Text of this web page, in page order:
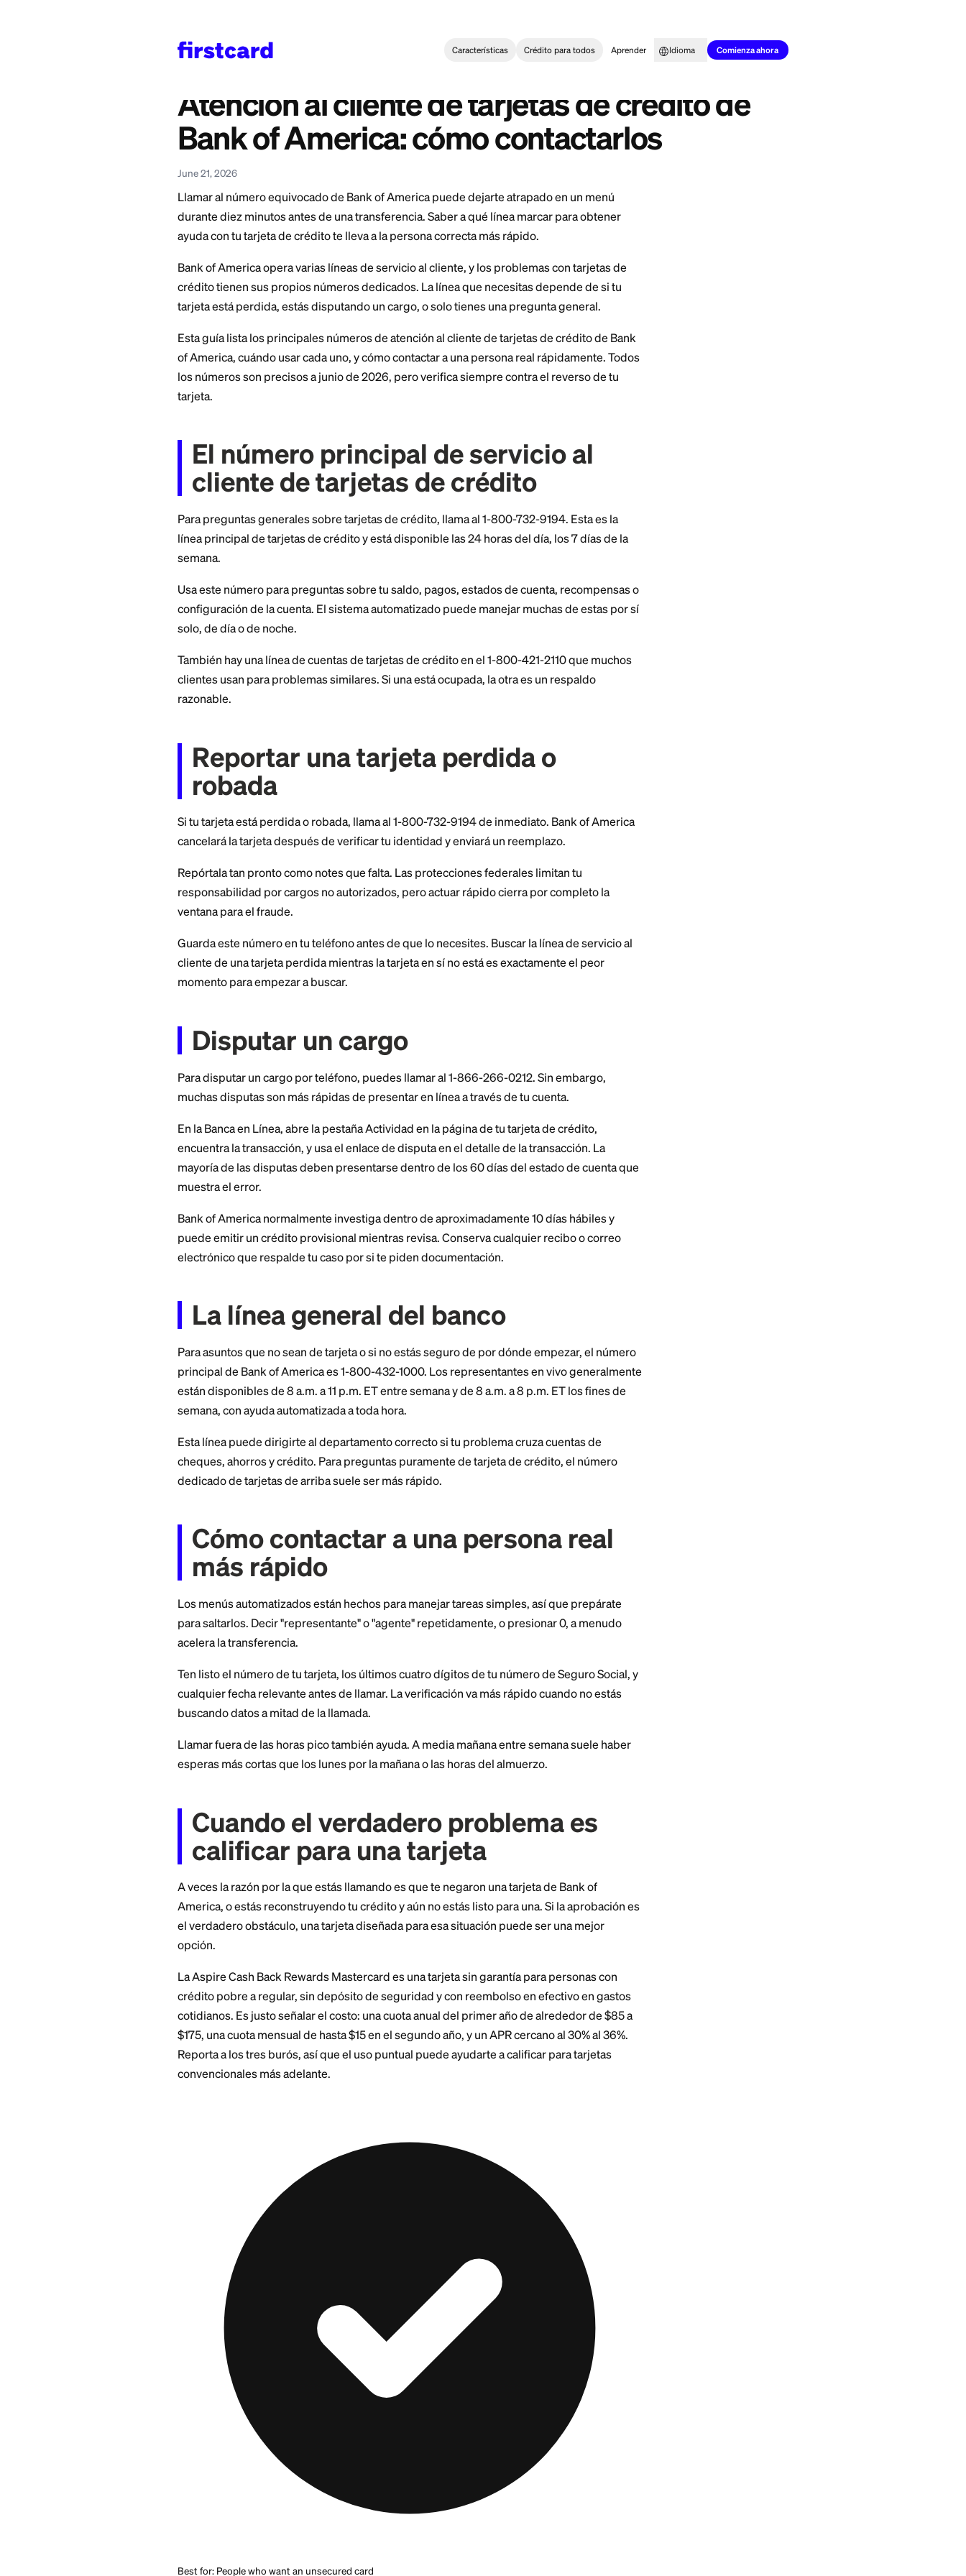
Características Crédito para todos Aprender Idioma
Home>Learn
Atención al cliente de tarjetas de crédito de Bank of America: cómo contactarlos
Atención al cliente de tarjetas de crédito de
Bank of America: cómo contactarlos
June 21, 2026
Llamar al número equivocado de Bank of America puede dejarte atrapado en un menú
ayuda con tu tarjeta de crédito te lleva a la persona correcta más rápido.
Bank of America opera varias líneas de servicio al cliente, y los problemas con tarjetas de
crédito tienen sus propios números dedicados. La línea que necesitas depende de si tu
tarjeta está perdida, estás disputando un cargo, o solo tienes una pregunta general.
Esta guía lista los principales números de atención al cliente de tarjetas de crédito de Bank
los números son precisos a junio de 2026, pero verifica siempre contra el reverso de tu
tarjeta.
El número principal de servicio al
Para preguntas generales sobre tarjetas de crédito, llama al 1-800-732-9194. Esta es la
línea principal de tarjetas de crédito y está disponible las 24 horas del día, los 7 días de la
semana.
Usa este número para preguntas sobre tu saldo, pagos, estados de cuenta, recompensas o
También hay una línea de cuentas de tarjetas de crédito en el 1-800-421-2110 que muchos
clientes usan para problemas similares. Si una está ocupada, la otra es un respaldo
razonable.
Reportar una tarjeta perdida o
robada
Si tu tarjeta está perdida o robada, llama al 1-800-732-9194 de inmediato. Bank of America
cancelará la tarjeta después de verificar tu identidad y enviará un reemplazo.
responsabilidad por cargos no autorizados, pero actuar rápido cierra por completo la
ventana para el fraude.
cliente de una tarjeta perdida mientras la tarjeta en sí no está es exactamente el peor
momento para empezar a buscar.
Disputar un cargo
Para disputar un cargo por teléfono, puedes llamar al 1-866-266-0212. Sin embargo,
En la Banca en Línea, abre la pestaña Actividad en la página de tu tarjeta de crédito,
encuentra la transacción, y usa el enlace de disputa en el detalle de la transacción. La
mayoría de las disputas deben presentarse dentro de los 60 días del estado de cuenta que
muestra el error.
puede emitir un crédito provisional mientras revisa. Conserva cualquier recibo o correo
electrónico que respalde tu caso por si te piden documentación.
La línea general del banco
principal de Bank of America es 1-800-432-1000. Los representantes en vivo generalmente
están disponibles de 8 a.m. a 11 p.m. ET entre semana y de 8 a.m. a 8 p.m. ET los fines de
Esta línea puede dirigirte al departamento correcto si tu problema cruza cuentas de
cheques, ahorros y crédito. Para preguntas puramente de tarjeta de crédito, el número
dedicado de tarjetas de arriba suele ser más rápido.
Cómo contactar a una persona real
más rápido
Los menús automatizados están hechos para manejar tareas simples, así que prepárate
para saltarlos. Decir "representante" o "agente" repetidamente, o presionar 0, a menudo
acelera la transferencia.
Ten listo el número de tu tarjeta, los últimos cuatro dígitos de tu número de Seguro Social, y
cualquier fecha relevante antes de llamar. La verificación va más rápido cuando no estás
buscando datos a mitad de la llamada.
Llamar fuera de las horas pico también ayuda. A media mañana entre semana suele haber
esperas más cortas que los lunes por la mañana o las horas del almuerzo.
Cuando el verdadero problema es
calificar para una tarjeta
A veces la razón por la que estás llamando es que te negaron una tarjeta de Bank of
America, o estás reconstruyendo tu crédito y aún no estás listo para una. Si la aprobación es
el verdadero obstáculo, una tarjeta diseñada para esa situación puede ser una mejor
opción.
La Aspire Cash Back Rewards Mastercard es una tarjeta sin garantía para personas con
crédito pobre a regular, sin depósito de seguridad y con reembolso en efectivo en gastos
cotidianos. Es justo señalar el costo: una cuota anual del primer año de alrededor de $85 a
$175, una cuota mensual de hasta $15 en el segundo año, y un APR cercano al 30% al 36%.
Reporta a los tres burós, así que el uso puntual puede ayudarte a calificar para tarjetas
convencionales más adelante.